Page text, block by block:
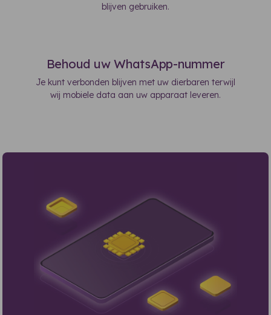
blijven gebruiken.
Behoud uw WhatsApp-nummer
Je kunt verbonden blijven met uw dierbaren terwijl
wij mobiele data aan uw apparaat leveren.